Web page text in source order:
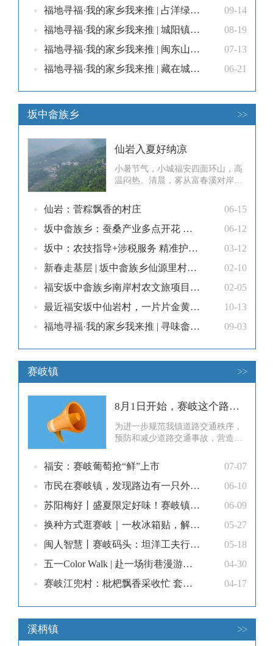
人居环境。依法拆除排洪渠违规水
泥构筑
福地寻福·我的家乡我来推 | 占洋绿竹笋：一口鲜脆，福安人的“白月光”
09-14
福地寻福·我的家乡我来推 | 城阳镇：小电机转动大世界，产业引擎轰鸣致富之路！
08-19
福地寻福·我的家乡我来推 | 闽东山坳飞向世界舞台的城阳骄子——陈茂春
07-13
福地寻福·我的家乡我来推 | 藏在城阳深山里的世外桃源——棕树山
06-21
坂中畲族乡 >>
仙岩入夏好纳凉
小暑节气，小城福安四面环山，高
温闷热。清晨，雾从富春溪对岸的
岩畲村若隐若现，恍若仙境一般，
让人忍不住驱车直往仙岫山而去。
仙岫山海拔600多米，又因这里近
胜地。一上福穆公路，便是一头扎
进了绿的怀抱。花木的幽香、泥土
的芳香和
仙岩：菅粽飘香的村庄
06-15
坂中畲族乡：蚕桑产业多点开花 联村共富提质增效
06-12
坂中：农技指导+涉税服务 精准护航春耕
03-12
新春走基层 | 坂中畲族乡仙源里村举办传统年食手作体验展
02-10
福安坂中畲族乡南岸村农文旅项目启动，春节三大新景点迎客！
02-05
最近福安坂中仙岩村，一片片金黄的稻田点缀山野……
10-13
福地寻福·我的家乡我来推 | 寻味畲乡秘境！坂中畲族乡廉岭村鹅宴+乌米饭+菅粽+糍粑，一口尝尽畲乡烟火情！
09-03
赛岐镇 >>
8月1日开始，赛岐这个路段启用道路交通技术监控设备！
为进一步规范我镇道路交通秩序，
预防和减少道路交通事故，营造良
交通安全有序、畅通，根据《中华
人民共和国道路交通安全法》和
《道路交通安全违法处理程序规
2026年8月1日开始，在赛岐镇祥牛
环岛至钟山西路全路段启用交通技
术监
福安：赛岐葡萄抢“鲜”上市
07-07
市民在赛岐镇，发现路边有一只外形奇特的鸟……
06-10
苏阳梅好丨盛夏限定好味！赛岐镇杨梅迎来采摘季
06-09
换种方式逛赛岐｜一枚冰箱贴，解锁小镇的可可爱爱
05-27
闽人智慧丨赛岐码头：坦洋工夫行世界
05-18
五一Color Walk | 赴一场街巷漫游，解锁赛岐的缤纷调色盘
04-30
赛岐江兜村：枇杷飘香采收忙 套袋套出“黄金果”
04-17
溪柄镇 >>